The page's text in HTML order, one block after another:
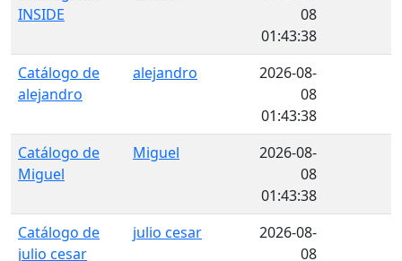
INSIDE
08
01:43:38
Catálogo de
alejandro
alejandro
2026-08-
08
01:43:38
Catálogo de
Miguel
Miguel
2026-08-
08
01:43:38
Catálogo de
julio cesar
julio cesar
2026-08-
08